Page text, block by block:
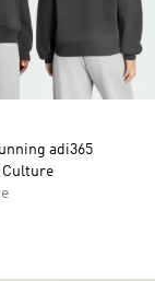
adi365
Culture